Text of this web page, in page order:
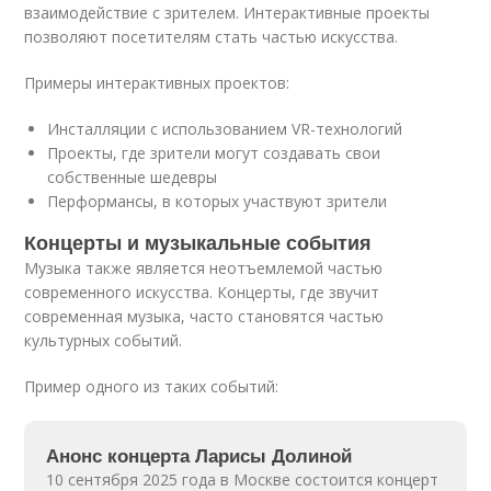
взаимодействие с зрителем. Интерактивные проекты
позволяют посетителям стать частью искусства.
Примеры интерактивных проектов:
Инсталляции с использованием VR-технологий
Проекты, где зрители могут создавать свои
собственные шедевры
Перформансы, в которых участвуют зрители
Концерты и музыкальные события
Музыка также является неотъемлемой частью
современного искусства. Концерты, где звучит
современная музыка, часто становятся частью
культурных событий.
Пример одного из таких событий:
Анонс концерта Ларисы Долиной
10 сентября 2025 года в Москве состоится концерт